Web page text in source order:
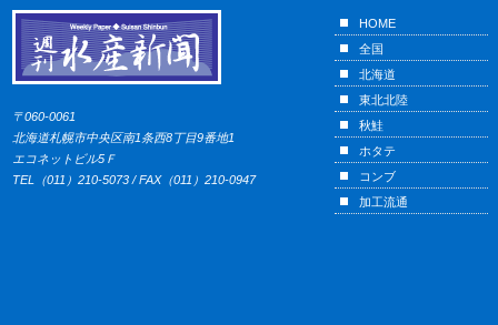
〒060-0061
北海道札幌市中央区南1条西8丁目9番地1
エコネットビル5Ｆ
TEL（011）210-5073 / FAX（011）210-0947
HOME
全国
北海道
東北北陸
秋鮭
ホタテ
コンブ
加工流通